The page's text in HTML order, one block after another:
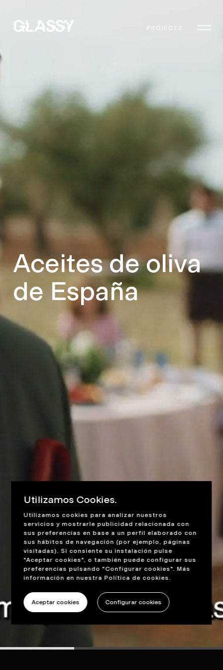
PROJECTS
Aceites de oliva
de España
Utilizamos Cookies.
Utilizamos cookies para analizar nuestros
servicios y mostrarle publicidad relacionada con
sus preferencias en base a un perfil elaborado con
sus hábitos de navegación (por ejemplo, páginas
visitadas). Si consiente su instalación pulse
"Aceptar cookies", o también puede configurar sus
preferencias pulsando "Configurar cookies". Más
información en nuestraPolítica de cookies.
Aceptar cookies Configurar cookies